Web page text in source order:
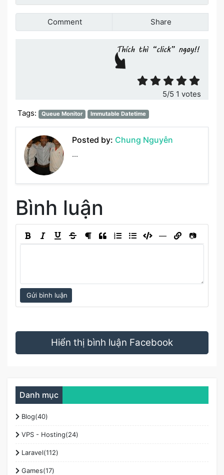
Comment Share
Đánh giá bài viết
5/5 1 votes
Tags:
Queue Monitor Immutable Datetime
Posted by: Chung Nguyễn
...
Bình luận
― 📷
Gửi bình luận
Hiển thị bình luận Facebook
Danh mục
Blog(40)
VPS - Hosting(24)
Laravel(112)
Games(17)